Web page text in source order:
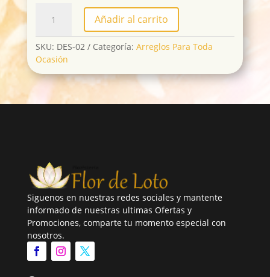
cantidad
Añadir al carrito
SKU: DES-02 Categoría: Arreglos Para Toda
Ocasión
Siguenos en nuestras redes sociales y mantente
informado de nuestras ultimas Ofertas y
Promociones, comparte tu momento especial con
nosotros.